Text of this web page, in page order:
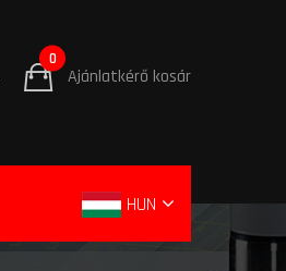
Ajánlatkérő kosár
0
HUN